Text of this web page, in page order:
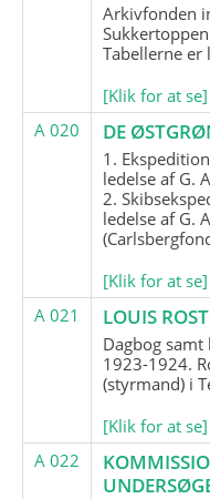
Arkivfonden
Tabellerne
[Klik for at se]
A 020
DE
1.
ledelse af G.
2.
ledelse af G.
[Klik for at se]
A 021
LOUIS
Dagbog
1923-1924.
(styrmand) i
[Klik for at se]
A 022